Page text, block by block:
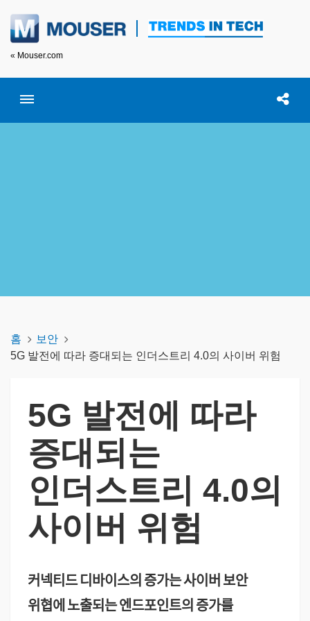
« Mouser.com
Toggle menubar Open 이
홈
보안
5G 발전에 따라 증대되는 인더스트리 4.0의 사이버 위험
5G 발전에 따라
증대되는
인더스트리 4.0의
사이버 위험
커넥티드 디바이스의 증가는사이버 보안
위협에 노출되는엔드포인트의 증가를